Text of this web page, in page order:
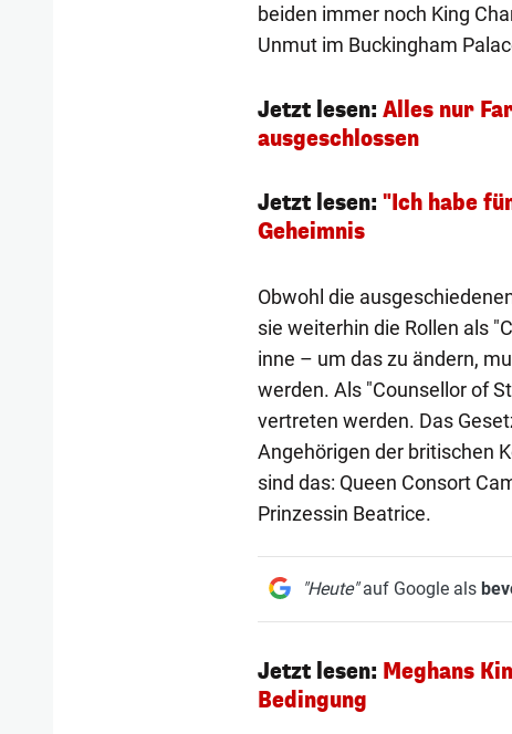
beiden immer noch King
Unmut im Buckingham
Jetzt lesen: Alles nur
ausgeschlossen
Jetzt lesen: "Ich habe
Geheimnis
Obwohl die
sie weiterhin die Rollen als
inne – um das zu ändern,
werden. Als "Counsellor of
vertreten werden. Das
Angehörigen der britischen
sind das: Queen Consort
Prinzessin Beatrice.
"Heute"auf Google als
Jetzt lesen: Meghans
Bedingung
1/10